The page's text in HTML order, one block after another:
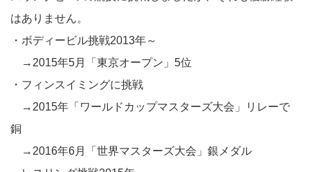
はありません。
・ボディービル挑戦2013年～
→2015年5月「東京オープン」5位
・フィンスイミングに挑戦
→2015年「ワールドカップマスターズ大会」リレーで
銅
→2016年6月「世界マスターズ大会」銀メダル